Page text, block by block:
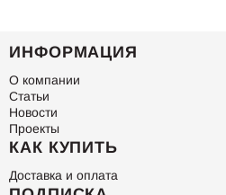
ИНФОРМАЦИЯ
О компании
Статьи
Новости
Проекты
КАК КУПИТЬ
Доставка и оплата